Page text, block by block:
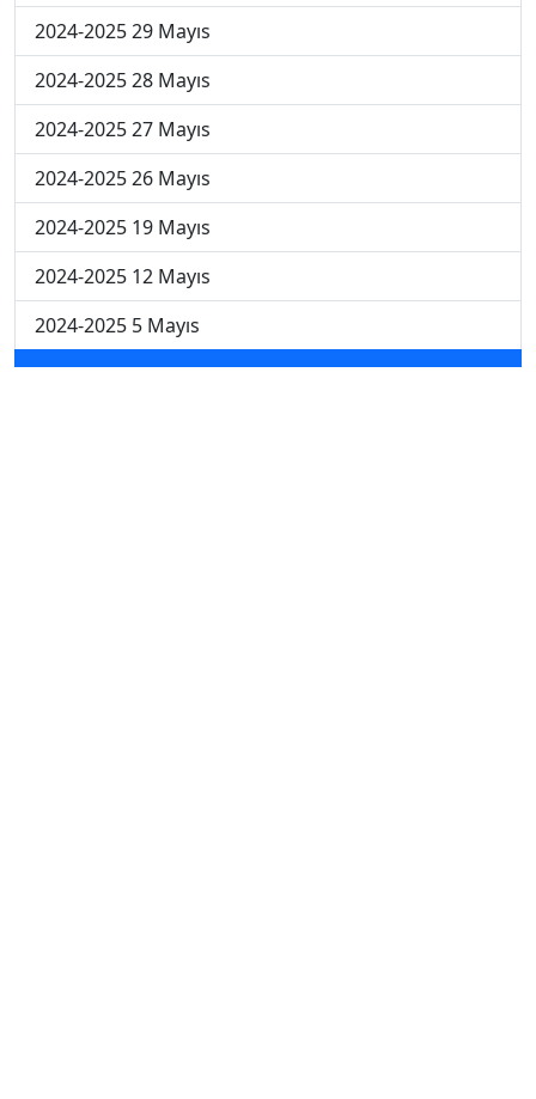
2024-2025 29 Mayıs
2024-2025 28 Mayıs
2024-2025 27 Mayıs
2024-2025 26 Mayıs
2024-2025 19 Mayıs
2024-2025 12 Mayıs
2024-2025 5 Mayıs
2024-2025 28 Nisan